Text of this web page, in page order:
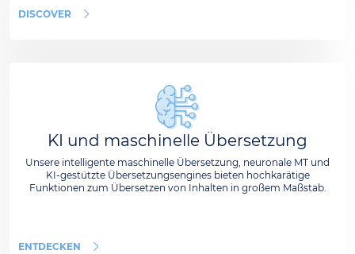
DISCOVER
KI und maschinelle Übersetzung
Unsere intelligente maschinelle Übersetzung, neuronale MT und
KI-gestützte Übersetzungsengines bieten hochkarätige
Funktionen zum Übersetzen von Inhalten in großem Maßstab.
ENTDECKEN